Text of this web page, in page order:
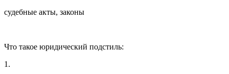
судебные акты, законы
Что такое юридический подстиль:
1.